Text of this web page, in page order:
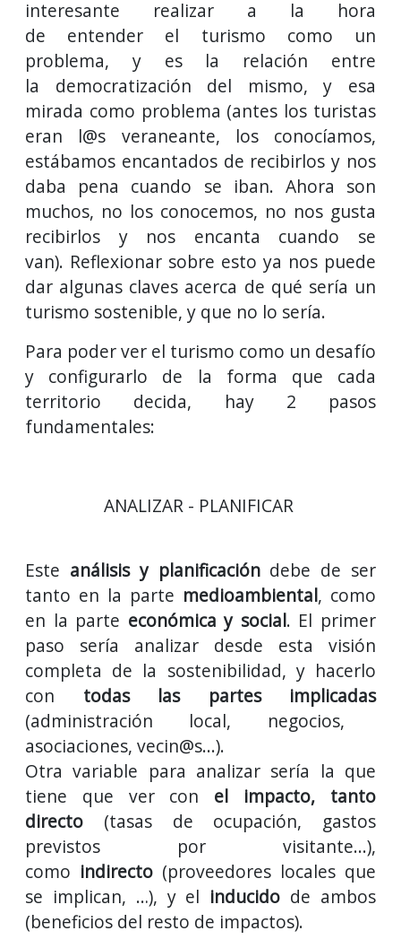
interesante realizar a la hora
de entender el turismo como un
problema, y es la relación entre
la democratización del mismo, y esa
mirada como problema (antes los turistas
eran l@s veraneante, los conocíamos,
estábamos encantados de recibirlos y nos
daba pena cuando se iban. Ahora son
muchos, no los conocemos, no nos gusta
recibirlos y nos encanta cuando se
van). Reflexionar sobre esto ya nos puede
dar algunas claves acerca de qué sería un
turismo sostenible, y que no lo sería.
Para poder ver el turismo como un desafío
y configurarlo de la forma que cada
territorio decida, hay 2 pasos
fundamentales:
ANALIZAR- PLANIFICAR
Este análisis y planificacióndebe de ser
tanto en la parte medioambiental, como
en la parte económica y social. El primer
paso sería analizar desde esta visión
completa de la sostenibilidad, y hacerlo
con todas las partes implicadas
(administración local, negocios,
asociaciones, vecin@s...).
Otra variable para analizar sería la que
tiene que ver con el impacto, tanto
directo (tasas de ocupación, gastos
previstos por visitante...),
como indirecto (proveedores locales que
se implican, …), y el inducido de ambos
(beneficios del resto de impactos).